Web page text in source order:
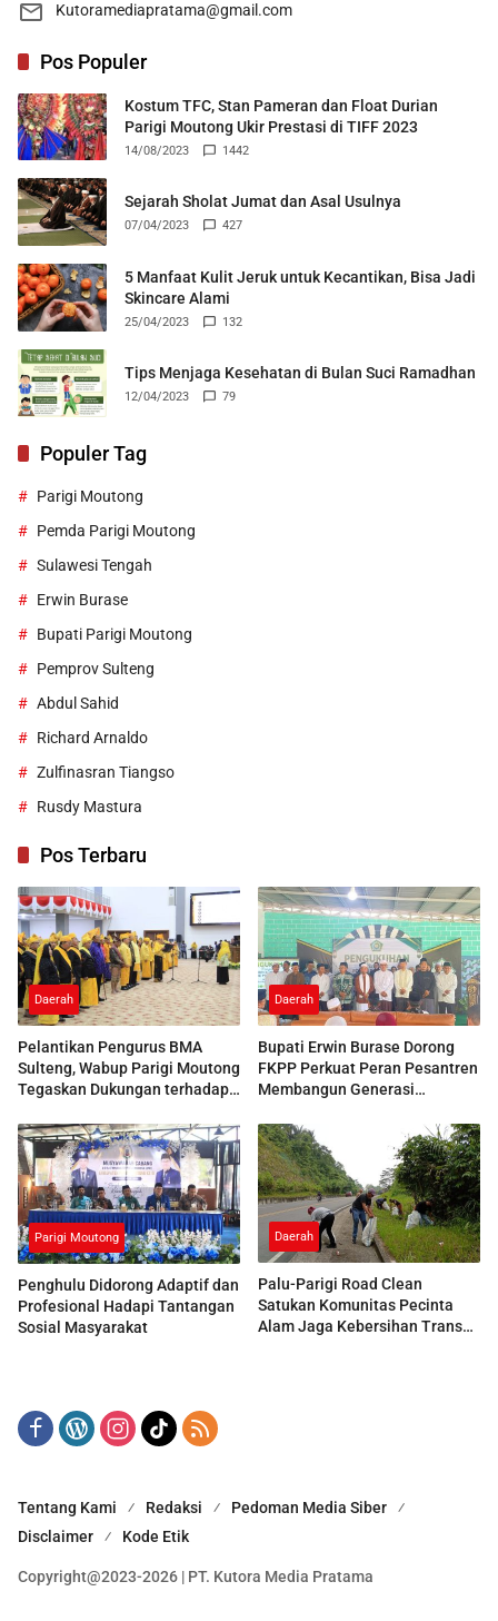
Kutoramediapratama@gmail.com
Pos Populer
Kostum TFC, Stan Pameran dan Float Durian
Parigi Moutong Ukir Prestasi di TIFF 2023
14/08/2023 1442
Sejarah Sholat Jumat dan Asal Usulnya
07/04/2023 427
5 Manfaat Kulit Jeruk untuk Kecantikan, Bisa Jadi
Skincare Alami
25/04/2023 132
Tips Menjaga Kesehatan di Bulan Suci Ramadhan
12/04/2023 79
Populer Tag
Parigi Moutong
Pemda Parigi Moutong
Sulawesi Tengah
Erwin Burase
Bupati Parigi Moutong
Pemprov Sulteng
Abdul Sahid
Richard Arnaldo
Zulfinasran Tiangso
Rusdy Mastura
Pos Terbaru
Daerah
Pelantikan Pengurus BMA
Sulteng, Wabup Parigi Moutong
Tegaskan Dukungan terhadap
Daerah
Bupati Erwin Burase Dorong
FKPP Perkuat Peran Pesantren
Membangun Generasi
Parigi Moutong
Penghulu Didorong Adaptif dan
Profesional Hadapi Tantangan
Sosial Masyarakat
Daerah
Palu-Parigi Road Clean
Satukan Komunitas Pecinta
Alam Jaga Kebersihan Trans
Tentang Kami Redaksi
Pedoman Media Siber
Disclaimer
Kode Etik
Copyright@2023-2026 | PT. Kutora Media Pratama